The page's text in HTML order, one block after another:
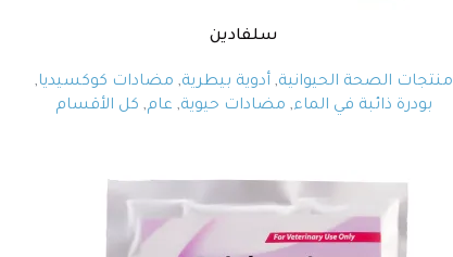
سلفادين
منتجات الصحة الحيوانية, أدوية بيطرية, مضادات كوكسيديا,
بودرة ذائبة في الماء, مضادات حيوية, عام, كل الأقسام